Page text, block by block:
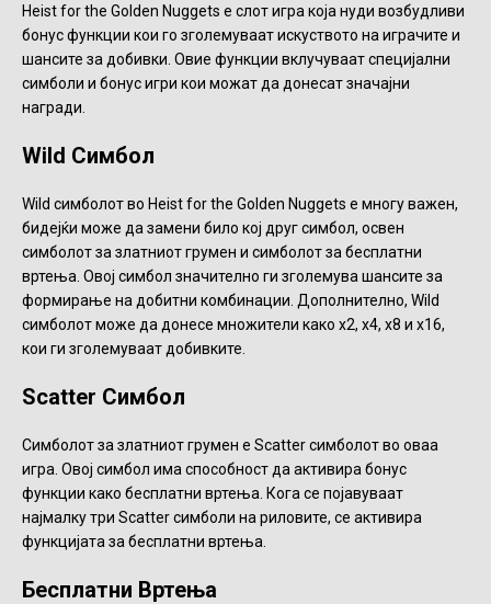
Heist for the Golden Nuggets е слот игра која нуди возбудливи
бонус функции кои го зголемуваат искуството на играчите и
шансите за добивки. Овие функции вклучуваат специјални
симболи и бонус игри кои можат да донесат значајни
награди.
Wild Симбол
Wild симболот во Heist for the Golden Nuggets е многу важен,
бидејќи може да замени било кој друг симбол, освен
симболот за златниот грумен и симболот за бесплатни
вртења. Овој симбол значително ги зголемува шансите за
формирање на добитни комбинации. Дополнително, Wild
симболот може да донесе множители како x2, x4, x8 и x16,
кои ги зголемуваат добивките.
Scatter Симбол
Симболот за златниот грумен е Scatter симболот во оваа
игра. Овој симбол има способност да активира бонус
функции како бесплатни вртења. Кога се појавуваат
најмалку три Scatter симболи на риловите, се активира
функцијата за бесплатни вртења.
Бесплатни Вртења